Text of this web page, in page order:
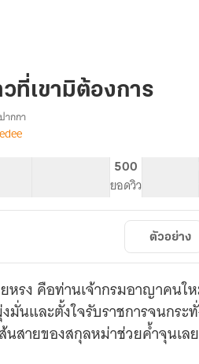
วที่เขามิต้องการ
ากกา
500
ยอดวิว
ตัวอย่าง
รง คือท่านเจ้ากรมอาญาคนใหม่ที่เพิ่
มั่นและตั้งใจรับราชการจนกระ
นสายของสกุลหม่าช่วยค้ำจุนเ